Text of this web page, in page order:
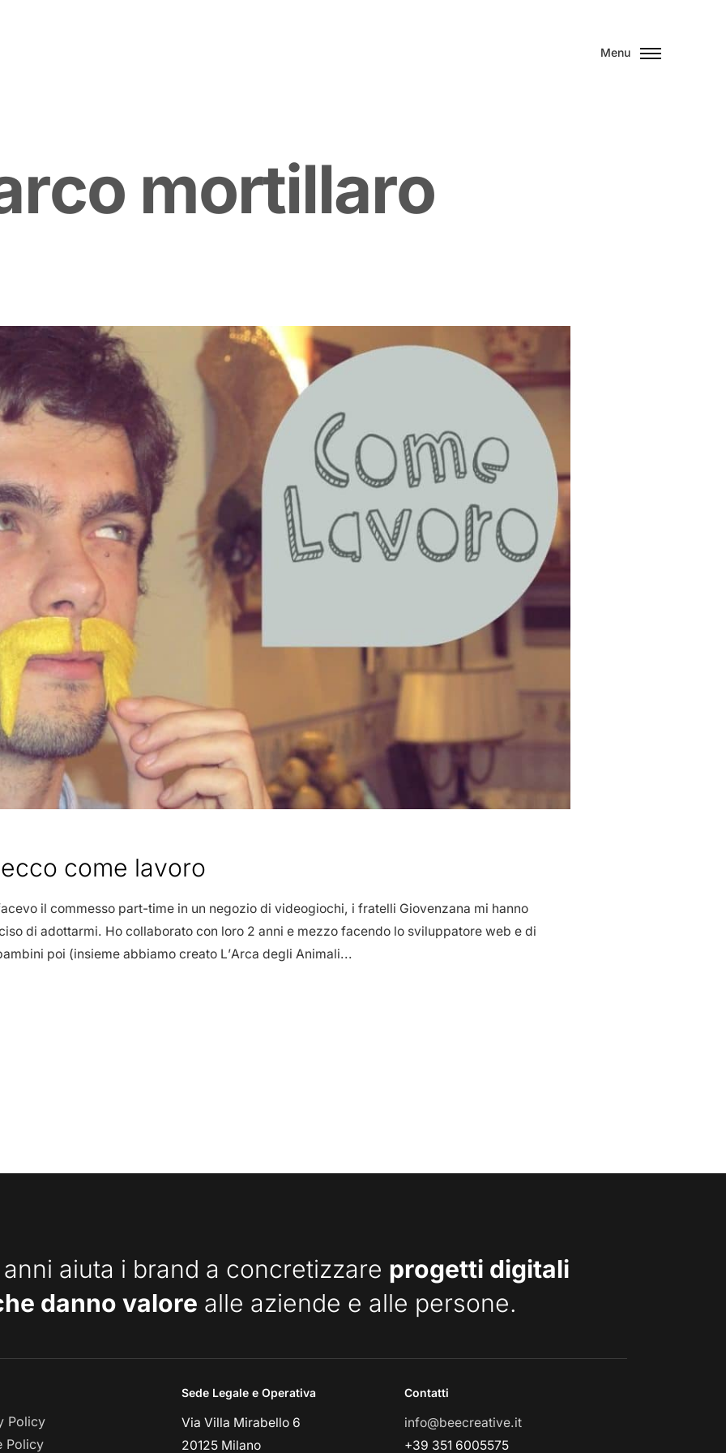
Menu
rco mortillaro
come lavoro
il commesso part-time in un negozio di videogiochi, i fratelli Giovenzana mi hanno
di adottarmi. Ho collaborato con loro 2 anni e mezzo facendo lo sviluppatore web e di
poi (insieme abbiamo creato L’Arca degli Animali...
aiuta i brand a concretizzare progetti digitali
danno valore alle aziende e alle persone.
Policy
Policy
Sede Legale e Operativa
Via Villa Mirabello 6
20125 Milano
Contatti
info@beecreative.it
+39 351 6005575